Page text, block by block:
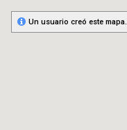
Un usuario creó este mapa.